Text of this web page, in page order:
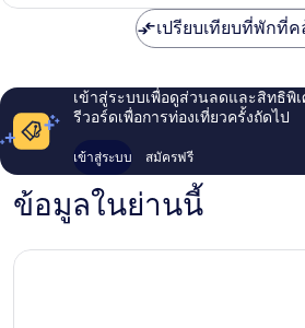
รีวิว
เปรียบเทียบที่พักที่
เข้าสู่ระบบเพื่อดูส่วนลดและสิทธิพิ
รีวอร์ดเพื่อการท่องเที่ยวครั้งถัดไป
เข้าสู่ระบบ สมัครฟรี
ข้อมูลในย่านนี้